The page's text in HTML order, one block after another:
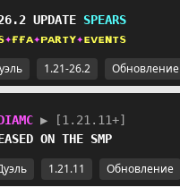
UPDATE SPEARS
✦ғғᴀ✦ᴘᴀʀᴛʏ✦ᴇᴠᴇɴᴛs
1.21-26.2 Обновление
▶
[1.21.11+]
ON THE SMP
1.21.11 Обновление